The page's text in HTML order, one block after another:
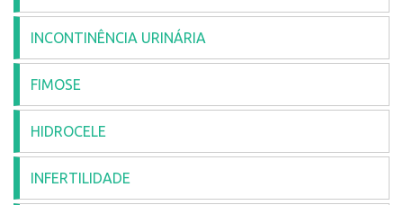
INCONTINÊNCIA URINÁRIA
FIMOSE
HIDROCELE
INFERTILIDADE